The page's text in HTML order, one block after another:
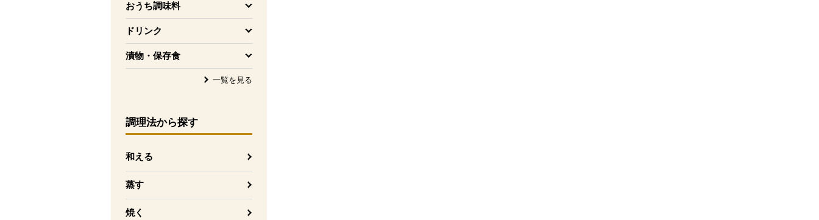
おうち調味料
を開く
ドリンク
を開く
漬物・保存食
を開く
一覧を見る
調理法から探す
和える
蒸す
焼く